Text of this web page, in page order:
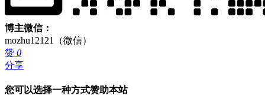
博主微信：
mozhu12121（微信）
赞 0
分享
您可以选择一种方式赞助本站